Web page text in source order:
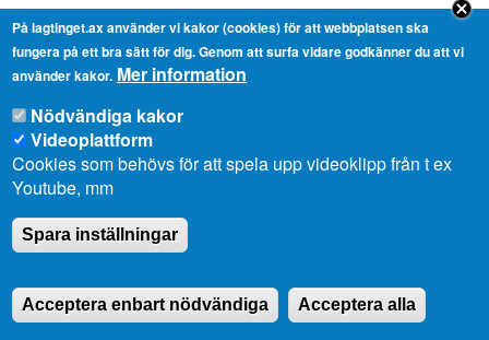
Ledamot Stellan Egeland(Obs)
Replik | 16:00
Spela
Tack, talman!
Nej, jag är inte speciellt bekant med hur golfmarknaden
fungerar, men jag är ganska bekant med hur marknaden
lyckas man sälja den och kan man satsa. Då kan man göra
marknadsmässiga. Tillväxtpolitik när den är som bäst det
är att ge förutsättningarna för människor och för företag att
På lagtinget.ax använder vi kakor (cookies) för att webbplatsen ska
fungera på ett bra sätt för dig. Genom att surfa vidare godkänner du att vi
använder kakor. Mer information
Nödvändiga kakor
Videoplattform
Cookies som behövs för att spela upp videoklipp från t ex
Youtube, mm
Spara inställningar
Acceptera enbart nödvändiga Acceptera alla